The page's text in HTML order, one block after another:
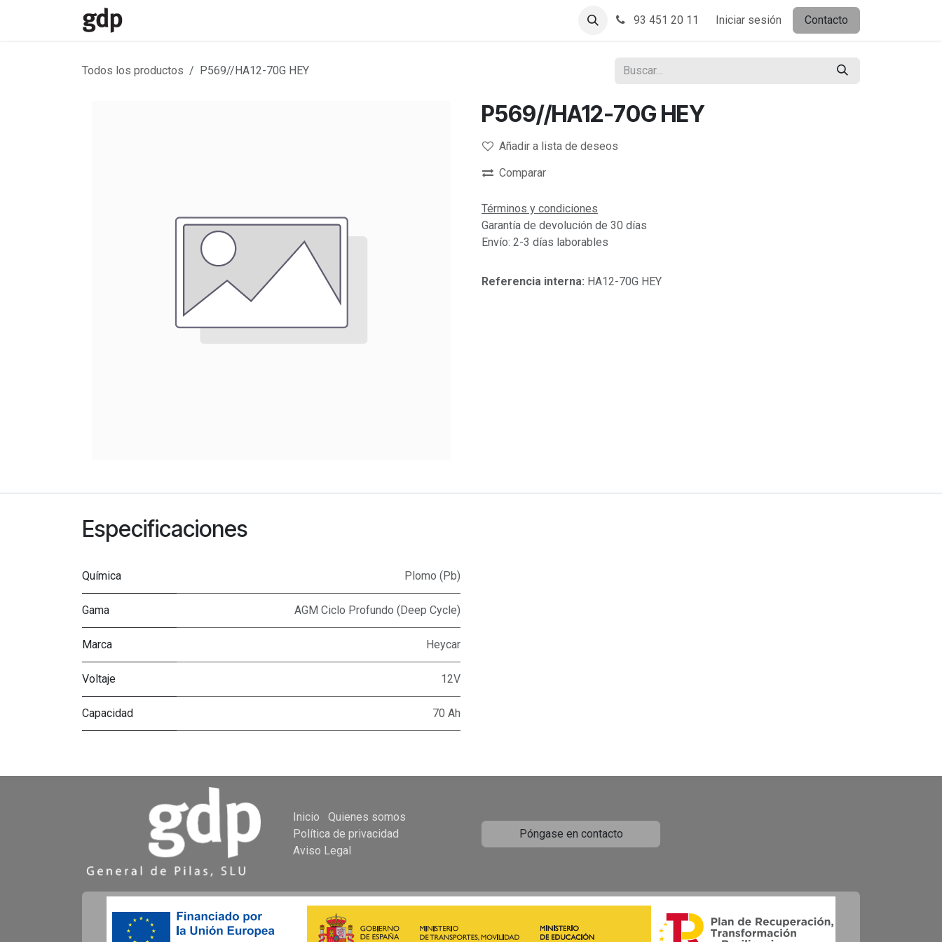
93 451 20 11 Iniciar sesión Contacto
Todos los productos P569//HA12-70G HEY
P569//HA12-70G HEY
Añadir a lista de deseos
Comparar
Términos y condiciones
Garantía de devolución de 30 días
Envío: 2-3 días laborables
Referencia interna: HA12-70G HEY
Especificaciones
Química Plomo (Pb)
Gama AGM Ciclo Profundo (Deep Cycle)
Marca Heycar
Voltaje 12V
Capacidad 70 Ah
Inicio
Quienes somos
Política de privacidad
Aviso Legal
Póngase en contacto